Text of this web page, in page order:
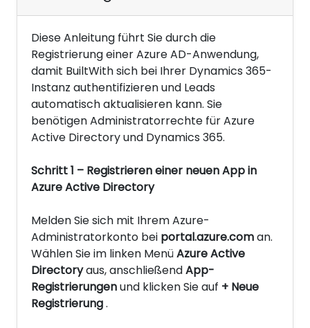
Diese Anleitung führt Sie durch die
Registrierung einer Azure AD-Anwendung,
damit BuiltWith sich bei Ihrer Dynamics 365-
Instanz authentifizieren und Leads
automatisch aktualisieren kann. Sie
benötigen Administratorrechte für Azure
Active Directory und Dynamics 365.
Schritt 1 – Registrieren einer neuen App in
Azure Active Directory
Melden Sie sich mit Ihrem Azure-
Administratorkonto bei portal.azure.coman.
Wählen Sie im linken MenüAzure Active
Directoryaus, anschließendApp-
Registrierungenund klicken Sie auf + Neue
Registrierung.